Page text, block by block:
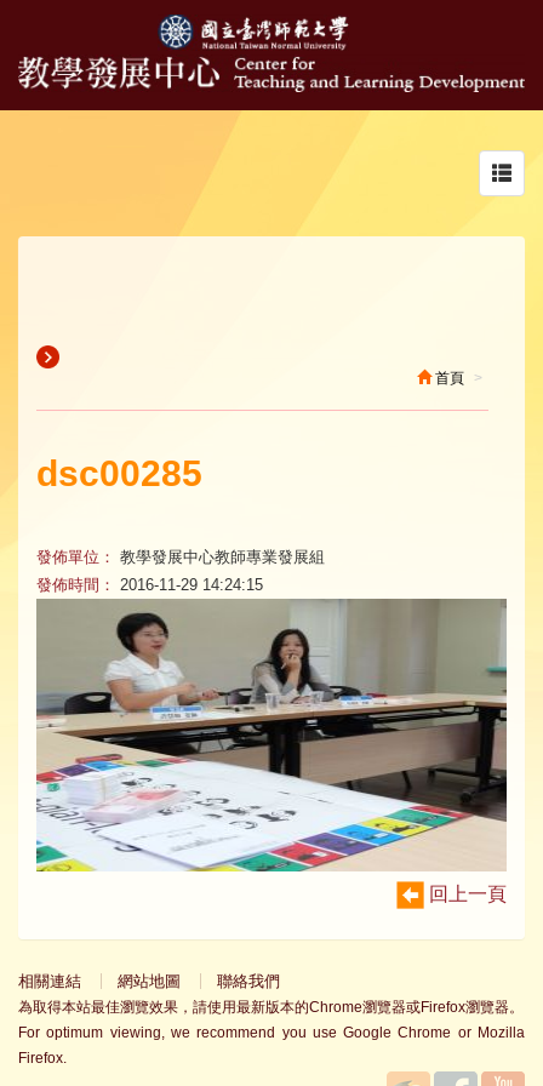
首頁
dsc00285
發佈單位： 教學發展中心教師專業發展組
發佈時間：
2016-11-29 14:24:15
回上一頁
相關連結 網站地圖 聯絡我們
為取得本站最佳瀏覽效果，請使用最新版本的Chrome瀏覽器或Firefox瀏覽器。
For optimum viewing, we recommend you use Google Chrome or Mozilla
Firefox.